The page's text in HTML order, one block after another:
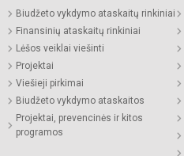
Biudžeto vykdymo ataskaitų rinkiniai
Finansinių ataskaitų rinkiniai
Lėšos veiklai viešinti
Projektai
Viešieji pirkimai
Biudžeto vykdymo ataskaitos
Projektai, prevencinės ir kitos
programos